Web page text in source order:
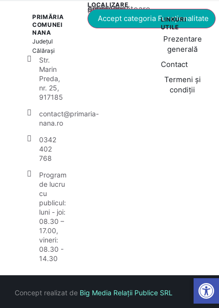
PRIMĂRIA
COMUNEI
NANA
Județul
Călărași
Str.
Marin
Preda,
nr. 25,
917185
contact@primaria-
nana.ro
0342
402
768
Program
de lucru
cu
publicul:
luni - joi:
08.30 –
17.00,
vineri:
08.30 -
14.30
LOCALIZARE
Acest conținut este blocat până când acceptați categoria corespunzătoare de cookie-uri.
Accept categoria Funcționalitate
LINKURI
UTILE
Prezentare
generală
Contact
Termeni și
condiții
Concept realizat de Big Media Relații Publice SRL